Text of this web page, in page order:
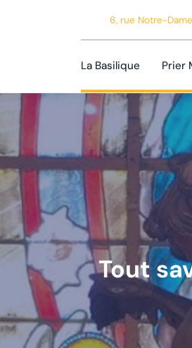
6, rue Notre-
La Basilique Prier
Tout